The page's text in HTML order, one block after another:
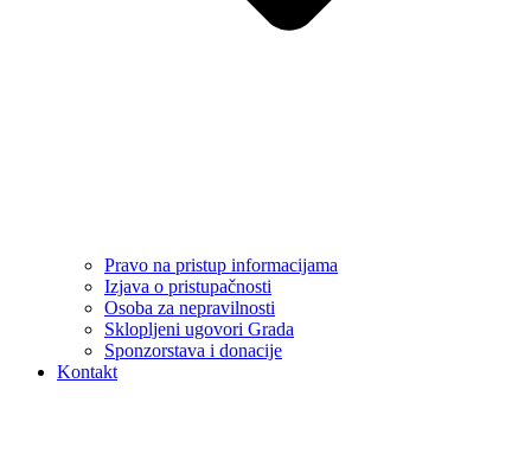
Pravo na pristup informacijama
Izjava o pristupačnosti
Osoba za nepravilnosti
Sklopljeni ugovori Grada
Sponzorstava i donacije
Kontakt